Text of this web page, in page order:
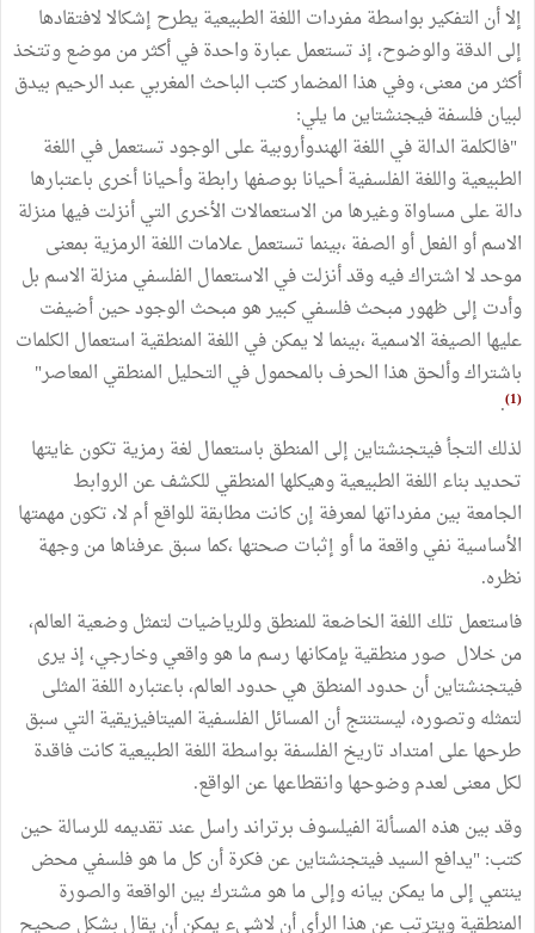
إلا أن التفكير بواسطة مفردات اللغة الطبيعية يطرح إشكالا لافتقادها
إلى الدقة والوضوح، إذ تستعمل عبارة واحدة في أكثر من موضع وتتخذ
أكثر من معنى، وفي هذا المضمار كتب الباحث المغربي عبد الرحيم بيدق
لبيان فلسفة فيجنشتاين ما يلي:
"فالكلمة الدالة في اللغة الهندوأروبية على الوجود تستعمل في اللغة
الطبيعية واللغة الفلسفية أحيانا بوصفها رابطة وأحيانا أخرى باعتبارها
دالة على مساواة وغيرها من الاستعمالات الأخرى التي أنزلت فيها منزلة
الاسم أو الفعل أو الصفة ،بينما تستعمل علامات اللغة الرمزية بمعنى
موحد لا اشتراك فيه وقد أنزلت في الاستعمال الفلسفي منزلة الاسم بل
وأدت إلى ظهور مبحث فلسفي كبير هو مبحث الوجود حين أضيفت
عليها الصيغة الاسمية ،بينما لا يمكن في اللغة المنطقية استعمال الكلمات
باشتراك وألحق هذا الحرف بالمحمول في التحليل المنطقي المعاصر"
(1)
.
لذلك التجأ فيتجنشتاين إلى المنطق باستعمال لغة رمزية تكون غايتها
تحديد بناء اللغة الطبيعية وهيكلها المنطقي للكشف عن الروابط
الجامعة بين مفرداتها لمعرفة إن كانت مطابقة للواقع أم لا، تكون مهمتها
الأساسية نفي واقعة ما أو إثبات صحتها ،كما سبق عرفناها من وجهة
نظره.
فاستعمل تلك اللغة الخاضعة للمنطق وللرياضيات لتمثل وضعية العالم،
من خلال صور منطقية بإمكانها رسم ما هو واقعي وخارجي، إذ يرى
فيتجنشتاين أن حدود المنطق هي حدود العالم، باعتباره اللغة المثلى
لتمثله وتصوره، ليستنتج أن المسائل الفلسفية الميتافيزيقية التي سبق
طرحها على امتداد تاريخ الفلسفة بواسطة اللغة الطبيعية كانت فاقدة
لكل معنى لعدم وضوحها وانقطاعها عن الواقع.
وقد بين هذه المسألة الفيلسوف برتراند راسل عند تقديمه للرسالة حين
كتب: "يدافع السيد فيتجنشتاين عن فكرة أن كل ما هو فلسفي محض
ينتمي إلى ما يمكن بيانه وإلى ما هو مشترك بين الواقعة والصورة
المنطقية ويترتب عن هذا الرأي أن لاشيء يمكن أن يقال بشكل صحيح